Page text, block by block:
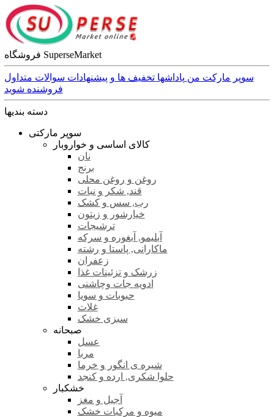
فروشگاه SuperseMarket
سوپر مارکت من پاداشها تخفیف ها و پیشنهادات سوالات متداول
فروشنده شوید
دسته بندیها
سوپر مارکتی
کالای اساسی و خواروبار
نان
برنج
روغن و روغن محلی
قند, شکر و نبات
رب, سس و کشک
خیارشور و زیتون
ترشیجات
آبلیمو, آبغوره و سرکه
ماکارانی, پاستا و رشته
زعفران
زرشک و تزئینات غذا
ادویه جات وچاشنی
حبوبات و سویا
غلات
سبزی خشک
صبحانه
عسل
مربا
شیره ی انگور و خرما
حلوا شکری, ارده و کنجد
خشکبار
آجیل و مغز
میوه و مرکبات خشک